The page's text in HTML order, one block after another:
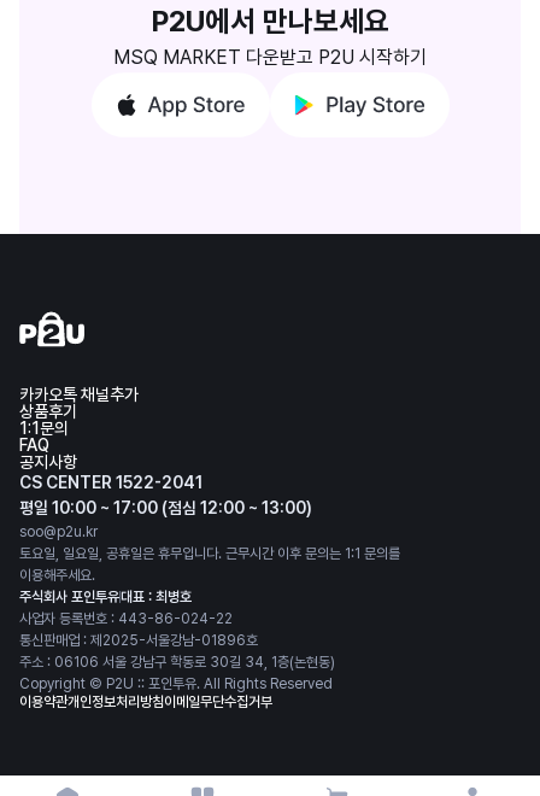
카카오톡 채널추가
상품후기
1:1문의
FAQ
공지사항
CS CENTER 1522-2041
평일 10:00 ~ 17:00 (점심 12:00 ~ 13:00)
soo@p2u.kr
토요일, 일요일, 공휴일은 휴무입니다. 근무시간 이후 문의는 1:1 문의를
이용해주세요.
주식회사 포인투유대표 : 최병호
사업자 등록번호 : 443-86-024-22
통신판매업 : 제2025-서울강남-01896호
주소 : 06106 서울 강남구 학동로 30길 34, 1층(논현동)
Copyright © P2U :: 포인투유. All Rights Reserved
이용약관개인정보처리방침이메일무단수집거부